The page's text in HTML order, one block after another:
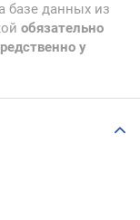
базе данных из
обязательно
у